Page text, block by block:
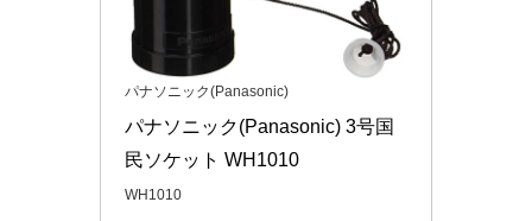
パナソニック(Panasonic)
パナソニック(Panasonic) 3号国
民ソケット WH1010
WH1010